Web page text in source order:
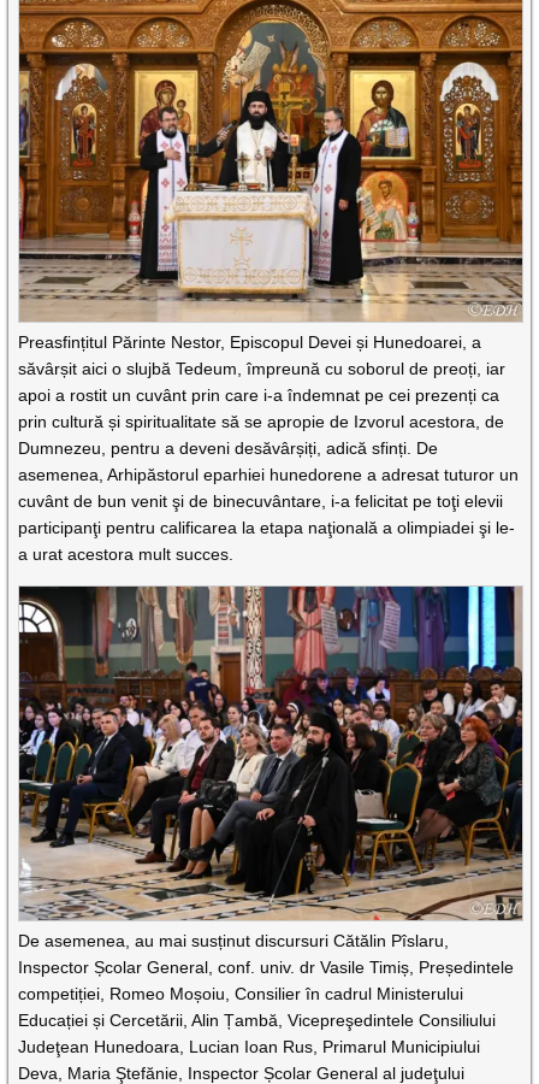
Preasfințitul Părinte Nestor, Episcopul Devei și Hunedoarei, a
săvârșit aici o slujbă Tedeum, împreună cu soborul de preoți, iar
apoi a rostit un cuvânt prin care i-a îndemnat pe cei prezenți ca
prin cultură și spiritualitate să se apropie de Izvorul acestora, de
Dumnezeu, pentru a deveni desăvârșiți, adică sfinți. De
asemenea, Arhipăstorul eparhiei hunedorene a adresat tuturor un
cuvânt de bun venit şi de binecuvântare, i-a felicitat pe toţi elevii
participanţi pentru calificarea la etapa naţională a olimpiadei şi le-
a urat acestora mult succes.
De asemenea, au mai susținut discursuri Cătălin Pîslaru,
Inspector Școlar General, conf. univ. dr Vasile Timiș, Președintele
competiției, Romeo Moșoiu, Consilier în cadrul Ministerului
Educației și Cercetării, Alin Țambă, Vicepreşedintele Consiliului
Judeţean Hunedoara, Lucian Ioan Rus, Primarul Municipiului
Deva, Maria Ştefănie, Inspector Școlar General al judeţului